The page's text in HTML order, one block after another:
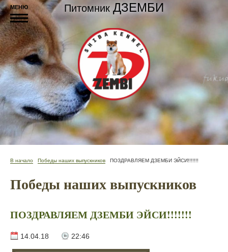
Питомник ДЗЕМБИ
МЕНЮ
В начало Победы наших выпускников ПОЗДРАВЛЯЕМ ДЗЕМБИ ЭЙСИ!!!!!!!
Победы наших выпускников
ПОЗДРАВЛЯЕМ ДЗЕМБИ ЭЙСИ!!!!!!!
14.04.18 22:46